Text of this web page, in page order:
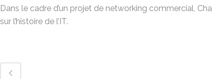
Dans le cadre d’un projet de networking commercial,
sur l’histoire de l’IT.